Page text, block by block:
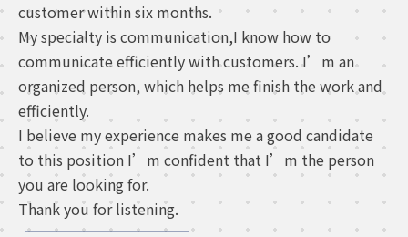
customer within six months.
My specialty is communication,I know how to
communicate efficiently with customers. I’m an
organized person, which helps me finish the work and
efficiently.
I believe my experience makes me a good candidate
to this position I’m confident that I’m the person
you are looking for.
Thank you for listening.